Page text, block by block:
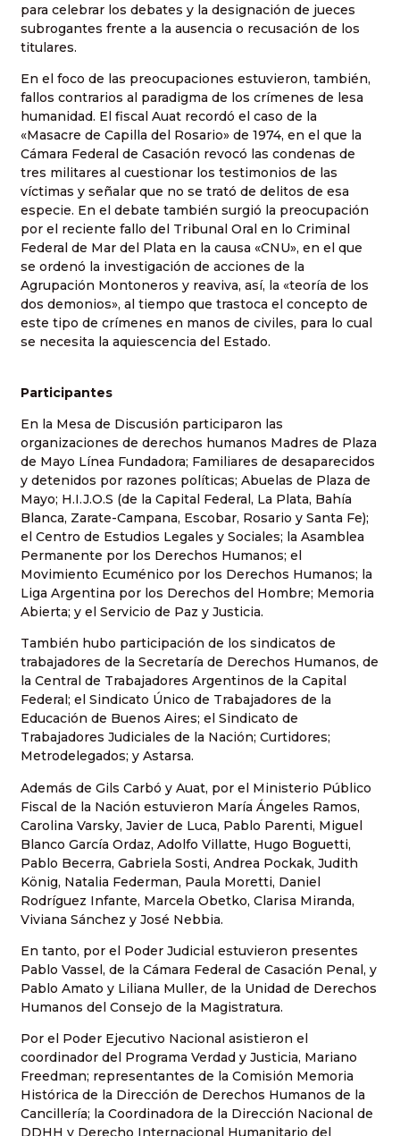
para celebrar los debates y la designación de jueces
subrogantes frente a la ausencia o recusación de los
titulares.
En el foco de las preocupaciones estuvieron, también,
fallos contrarios al paradigma de los crímenes de lesa
humanidad. El fiscal Auat recordó el caso de la
«Masacre de Capilla del Rosario» de 1974, en el que la
Cámara Federal de Casación revocó las condenas de
tres militares al cuestionar los testimonios de las
víctimas y señalar que no se trató de delitos de esa
especie. En el debate también surgió la preocupación
por el reciente fallo del Tribunal Oral en lo Criminal
Federal de Mar del Plata en la causa «CNU», en el que
se ordenó la investigación de acciones de la
Agrupación Montoneros y reaviva, así, la «teoría de los
dos demonios», al tiempo que trastoca el concepto de
este tipo de crímenes en manos de civiles, para lo cual
se necesita la aquiescencia del Estado.
Participantes
En la Mesa de Discusión participaron las
organizaciones de derechos humanos Madres de Plaza
de Mayo Línea Fundadora; Familiares de desaparecidos
y detenidos por razones políticas; Abuelas de Plaza de
Mayo; H.I.J.O.S (de la Capital Federal, La Plata, Bahía
Blanca, Zarate-Campana, Escobar, Rosario y Santa Fe);
el Centro de Estudios Legales y Sociales; la Asamblea
Permanente por los Derechos Humanos; el
Movimiento Ecuménico por los Derechos Humanos; la
Liga Argentina por los Derechos del Hombre; Memoria
Abierta; y el Servicio de Paz y Justicia.
También hubo participación de los sindicatos de
trabajadores de la Secretaría de Derechos Humanos, de
la Central de Trabajadores Argentinos de la Capital
Federal; el Sindicato Único de Trabajadores de la
Educación de Buenos Aires; el Sindicato de
Trabajadores Judiciales de la Nación; Curtidores;
Metrodelegados; y Astarsa.
Además de Gils Carbó y Auat, por el Ministerio Público
Fiscal de la Nación estuvieron María Ángeles Ramos,
Carolina Varsky, Javier de Luca, Pablo Parenti, Miguel
Blanco García Ordaz, Adolfo Villatte, Hugo Boguetti,
Pablo Becerra, Gabriela Sosti, Andrea Pockak, Judith
König, Natalia Federman, Paula Moretti, Daniel
Rodríguez Infante, Marcela Obetko, Clarisa Miranda,
Viviana Sánchez y José Nebbia.
En tanto, por el Poder Judicial estuvieron presentes
Pablo Vassel, de la Cámara Federal de Casación Penal, y
Pablo Amato y Liliana Muller, de la Unidad de Derechos
Humanos del Consejo de la Magistratura.
Por el Poder Ejecutivo Nacional asistieron el
coordinador del Programa Verdad y Justicia, Mariano
Freedman; representantes de la Comisión Memoria
Histórica de la Dirección de Derechos Humanos de la
Cancillería; la Coordinadora de la Dirección Nacional de